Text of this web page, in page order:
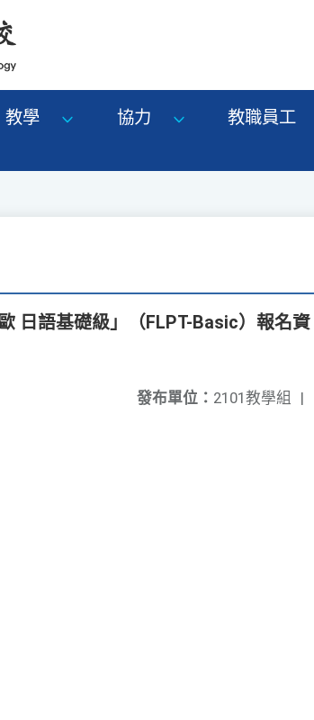
教學 協力 教職員工
日語基礎級」（FLPT-Basic）報名資
發布單位： 2101教學組 |